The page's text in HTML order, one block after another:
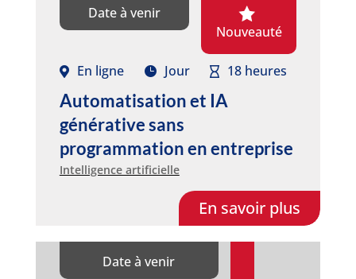
Date à venir
Nouveauté
En ligne Jour 18 heures
Automatisation et IA
générative sans
programmation en entreprise
Intelligence artificielle
En savoir plus
Date à venir